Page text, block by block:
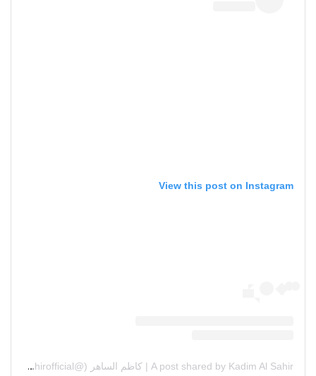
View this post on Instagram
A post shared by Kadim Al Sahir | كاظم الساهر (@kadimalsahirofficial)